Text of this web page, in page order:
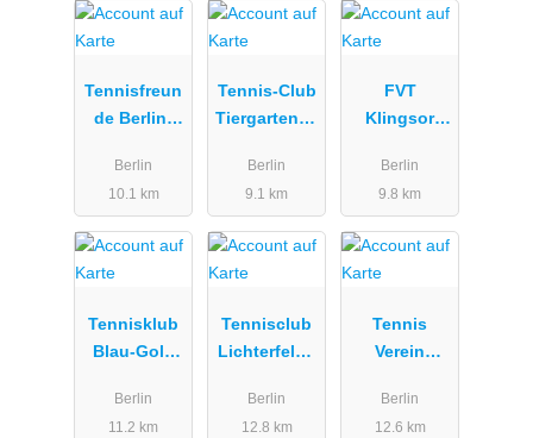
Tennisfreun
de Berlin-
Berlin
10.1 km
Tennis-Club
Tiergarten e.
Weiß)
Berlin
9.1 km
FVT
Klingsor
Berlin
9.8 km
Tennisklub
Blau-Gold
Berlin
11.2 km
Tennisclub
Lichterfelde
Berlin
12.8 km
Tennis
Verein
e.V.
Berlin
12.6 km